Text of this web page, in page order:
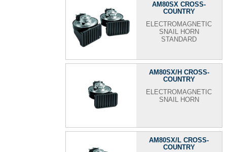
AM80SX CROSS-
COUNTRY
ELECTROMAGNETIC
SNAIL HORN
STANDARD
AM80SX/H CROSS-
COUNTRY
ELECTROMAGNETIC
SNAIL HORN
AM80SX/L CROSS-
COUNTRY